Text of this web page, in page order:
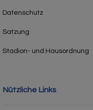
Datenschutz
Satzung
Stadion- und Hausordnung
Nützliche Links